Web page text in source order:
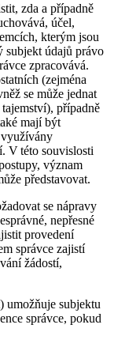
zda a případně
účel,
kterým jsou
subjekt údajů právo
zpracovává.
(zejména
se může jednat
případně
mají být
V této souvislosti
význam
představovat.
se nápravy
nepřesné
provedení
správce zajistí
žádostí,
umožňuje subjektu
správce, pokud